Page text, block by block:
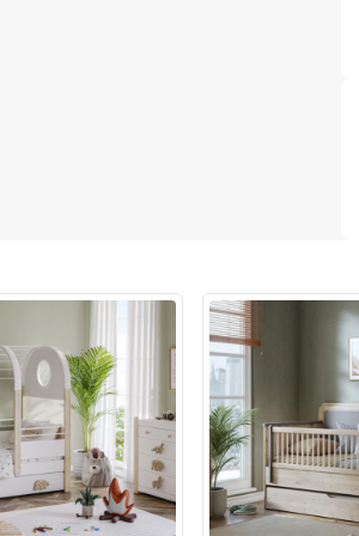
Meinen
Bleiben Sie auf dem
Weitere Informationen darüber, wie wir Ihre